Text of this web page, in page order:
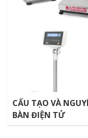
CẤU TẠO VÀ
BÀN ĐIỆN TỬ